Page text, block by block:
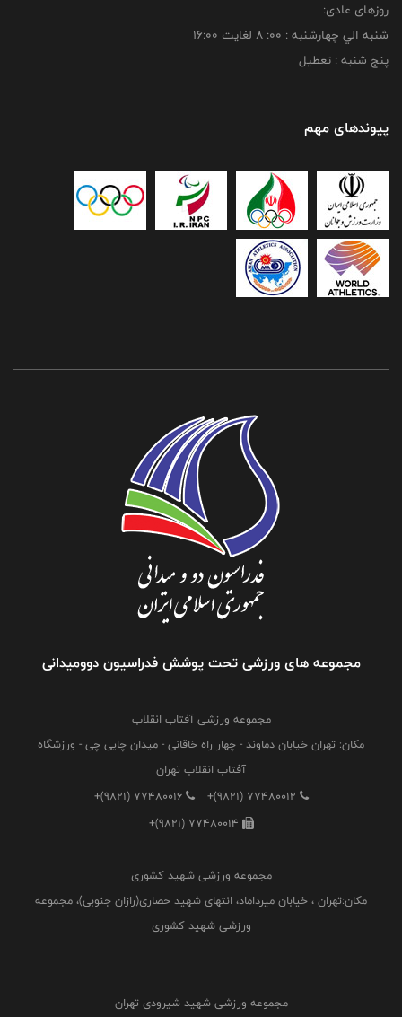
روزهای عادی:
شنبه الي چهارشنبه : 00: 8 لغايت 16:00
پنج شنبه : تعطیل
پیوندهای مهم
مجموعه های ورزشی تحت پوشش فدراسیون دوومیدانی
مجموعه ورزشی آفتاب انقلاب
مکان: تهران خیابان دماوند - چهار راه خاقانی - میدان چایی چی - ورزشگاه
آفتاب انقلاب تهران
+(9821) 77480012
+(9821) 77480016
+(9821) 77480014
مجموعه ورزشی شهید کشوری
مکان:تهران ، خیابان میرداماد، انتهای شهید حصاری(رازان جنوبی)، مجموعه
ورزشی شهید کشوری
مجموعه ورزشی شهید شیرودی تهران